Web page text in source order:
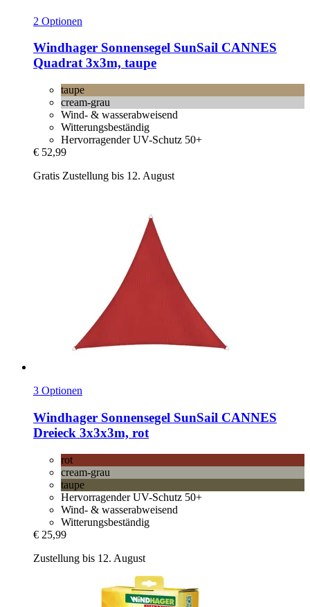
2 Optionen
Windhager Sonnensegel SunSail CANNES
Quadrat 3x3m, taupe
taupe
cream-grau
Wind- & wasserabweisend
Witterungsbeständig
Hervorragender UV-Schutz 50+
€ 52,99
Gratis Zustellung bis 12. August
3 Optionen
Windhager Sonnensegel SunSail CANNES
Dreieck 3x3x3m, rot
rot
cream-grau
taupe
Hervorragender UV-Schutz 50+
Wind- & wasserabweisend
Witterungsbeständig
€ 25,99
Zustellung bis 12. August